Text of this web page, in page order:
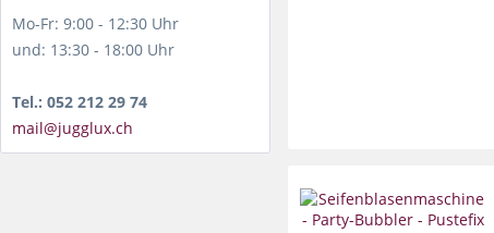
Mo-Fr: 9:00 - 12:30 Uhr
und: 13:30 - 18:00 Uhr
Tel.: 052 212 29 74
mail@jugglux.ch